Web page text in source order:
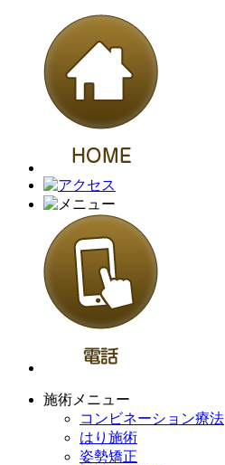
施術メニュー
コンビネーション療法
はり施術
姿勢矯正